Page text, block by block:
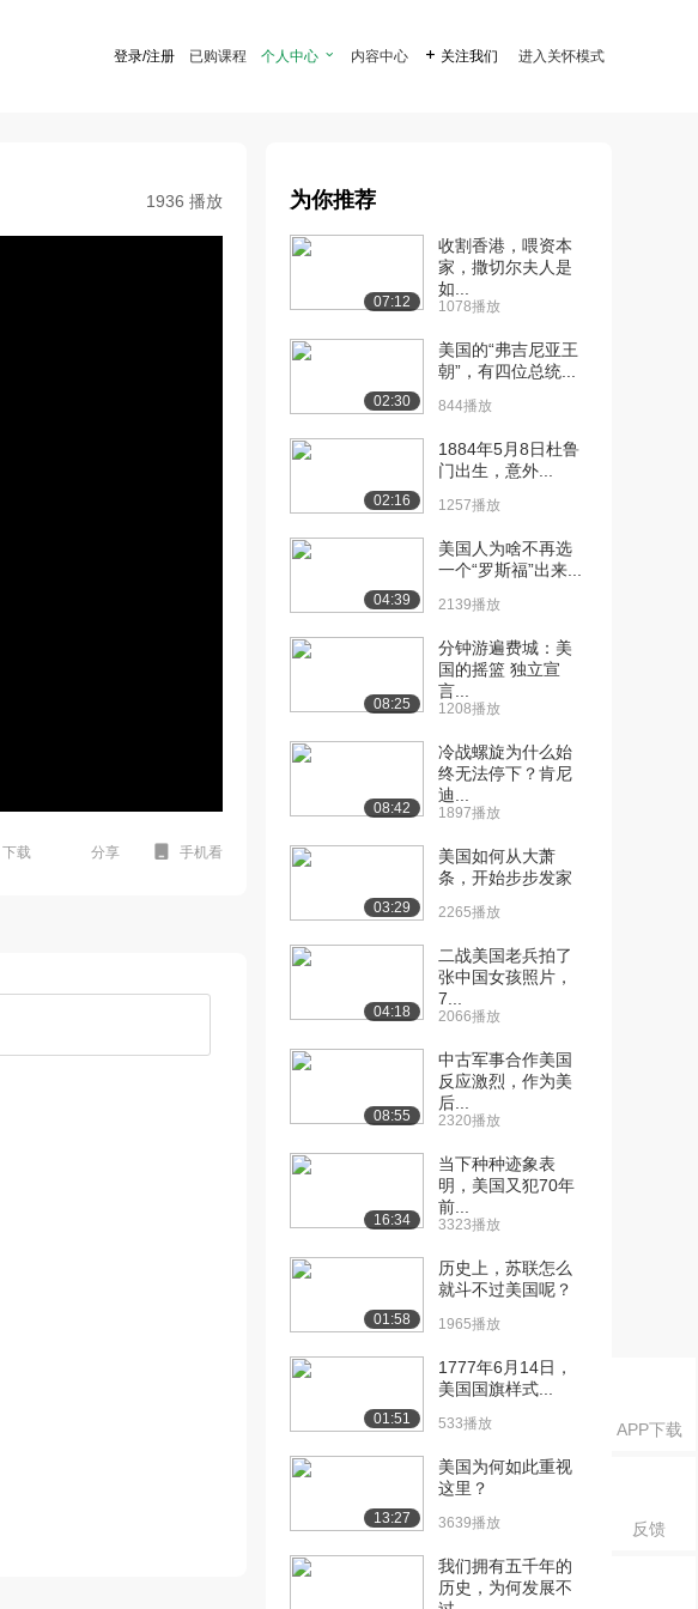
登录/注册 已购课程 个人中心  内容中心  关注我们 进入关怀模式
APP下载
反馈
1936 播放
下载 分享 手机看
为你推荐
07:12
收割香港，喂资本
家，撒切尔夫人是
如...
1078播放
02:30
美国的“弗吉尼亚王
朝”，有四位总统...
844播放
02:16
1884年5月8日杜鲁
门出生，意外...
1257播放
04:39
美国人为啥不再选
一个“罗斯福”出来...
2139播放
08:25
分钟游遍费城：美
国的摇篮 独立宣
言...
1208播放
08:42
冷战螺旋为什么始
终无法停下？肯尼
迪...
1897播放
03:29
美国如何从大萧
条，开始步步发家
2265播放
04:18
二战美国老兵拍了
张中国女孩照片，
7...
2066播放
08:55
中古军事合作美国
反应激烈，作为美
后...
2320播放
16:34
当下种种迹象表
明，美国又犯70年
前...
3323播放
01:58
历史上，苏联怎么
就斗不过美国呢？
1965播放
01:51
1777年6月14日，
美国国旗样式...
533播放
13:27
美国为何如此重视
这里？
3639播放
我们拥有五千年的
历史，为何发展不